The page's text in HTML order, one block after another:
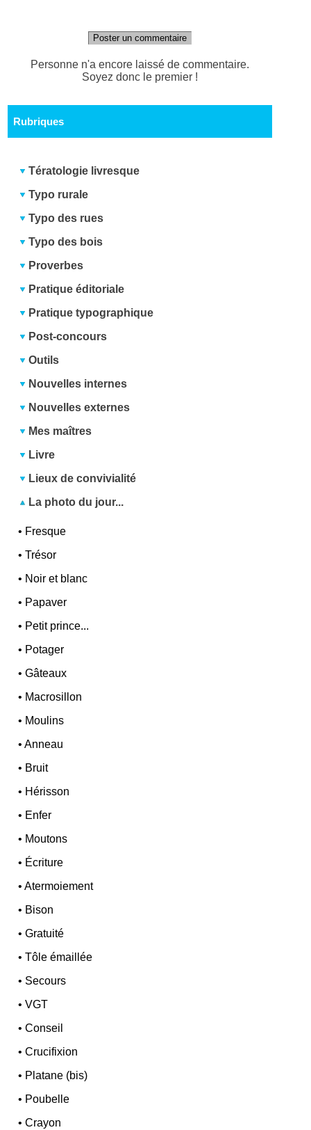
Poster un commentaire
Personne n'a encore laissé de commentaire.
Soyez donc le premier !
Rubriques
Tératologie livresque
Typo rurale
Typo des rues
Typo des bois
Proverbes
Pratique éditoriale
Pratique typographique
Post-concours
Outils
Nouvelles internes
Nouvelles externes
Mes maîtres
Livre
Lieux de convivialité
La photo du jour...
• Fresque
•Trésor
• Noir et blanc
• Papaver
• Petit prince...
• Potager
•Gâteaux
• Macrosillon
• Moulins
•Anneau
• Bruit
• Hérisson
• Enfer
• Moutons
• Écriture
•Atermoiement
• Bison
•Gratuité
•Tôle émaillée
• Secours
•VGT
•Conseil
•Crucifixion
• Platane (bis)
• Poubelle
•Crayon